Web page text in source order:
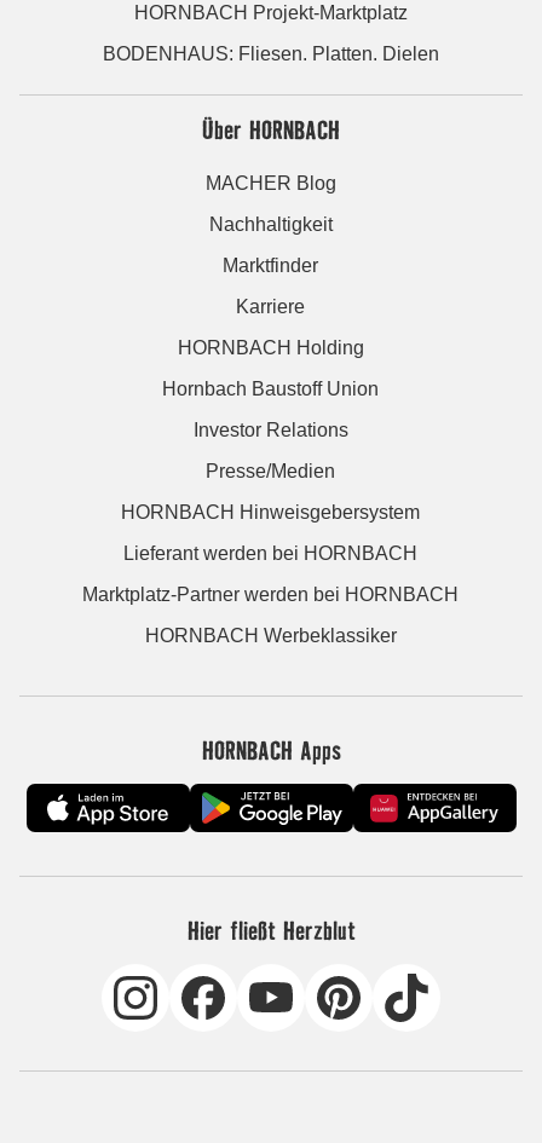
HORNBACH Projekt-Marktplatz
BODENHAUS: Fliesen. Platten. Dielen
Über HORNBACH
MACHER Blog
Nachhaltigkeit
Marktfinder
Karriere
HORNBACH Holding
Hornbach Baustoff Union
Investor Relations
Presse/Medien
HORNBACH Hinweisgebersystem
Lieferant werden bei HORNBACH
Marktplatz-Partner werden bei HORNBACH
HORNBACH Werbeklassiker
HORNBACH Apps
Hier fließt Herzblut